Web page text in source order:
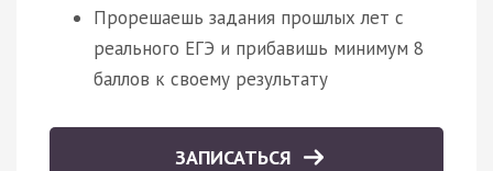
Прорешаешь задания прошлых лет с
реального ЕГЭ и прибавишь минимум 8
баллов к своему результату
ЗАПИСАТЬСЯ